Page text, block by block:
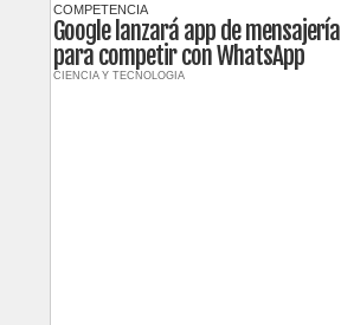
COMPETENCIA
Google lanzará app de mensajería
para competir con WhatsApp
CIENCIA Y TECNOLOGIA